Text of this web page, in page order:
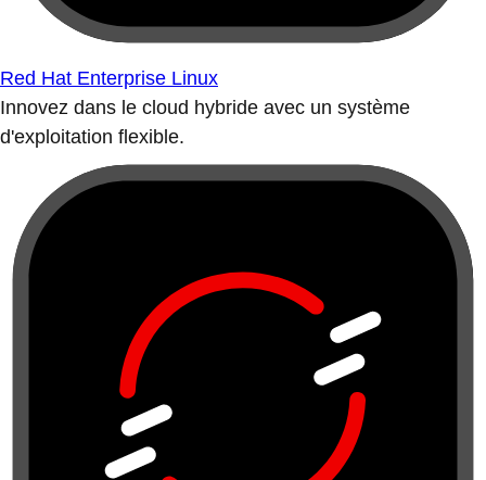
Red Hat Enterprise Linux
Innovez dans le cloud hybride avec un système
d'exploitation flexible.